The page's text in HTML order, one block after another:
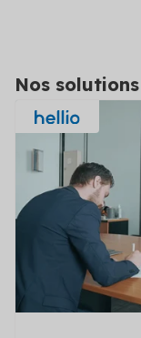
Nos